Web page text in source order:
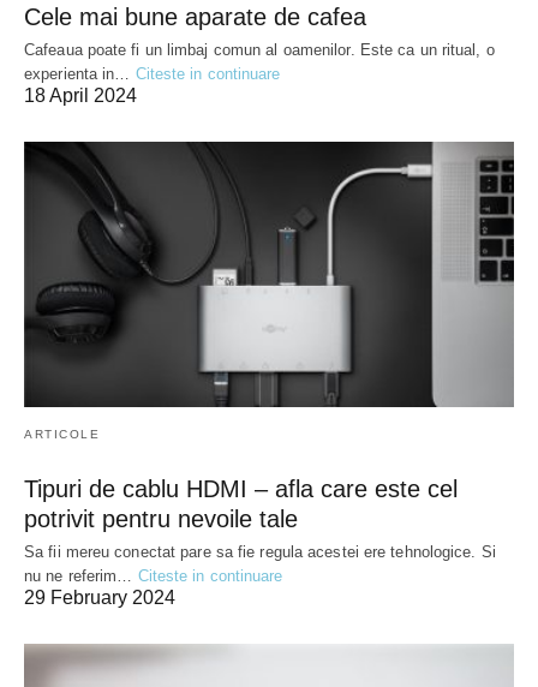
Cele mai bune aparate de cafea
Cafeaua poate fi un limbaj comun al oamenilor. Este ca un ritual, o
experienta in… Citeste in continuare
18 April 2024
ARTICOLE
Tipuri de cablu HDMI – afla care este cel
potrivit pentru nevoile tale
Sa fii mereu conectat pare sa fie regula acestei ere tehnologice. Si
nu ne referim… Citeste in continuare
29 February 2024